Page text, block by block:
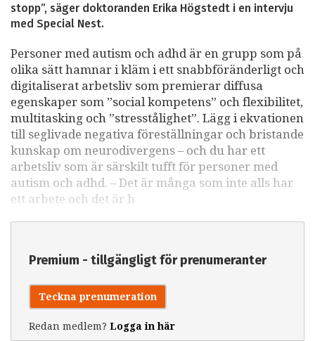
stopp”, säger doktoranden Erika Högstedt i en intervju
med Special Nest.
Personer med autism och adhd är en grupp som på
olika sätt hamnar i kläm i ett snabbföränderligt och
digitaliserat arbetsliv som premierar diffusa
egenskaper som ”social kompetens” och flexibilitet,
multitasking och ”stresstålighet”. Lägg i ekvationen
till seglivade negativa föreställningar och bristande
kunskap om neurodivergens – och du har ett
arbetsliv som är särskilt tufft för personer med
autism och adhd. – Det är många som inte alls har
ett arbete och det är h
Premium - tillgängligt för prenumeranter
Teckna prenumeration
Redan medlem? Logga in här